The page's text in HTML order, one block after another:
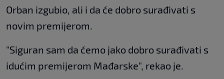
Orban izgubio, ali i da će dobro surađivati s
novim premijerom.
"Siguran sam da ćemo jako dobro surađivati s
idućim premijerom Mađarske", rekao je.